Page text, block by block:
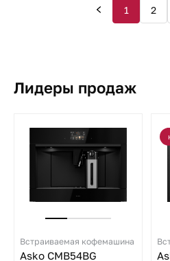
1 2
Лидеры продаж
Встраиваемая кофемашина
Asko CMB54BG